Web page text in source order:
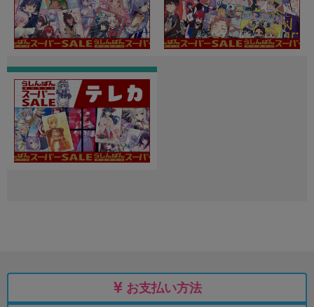
お支払い方法